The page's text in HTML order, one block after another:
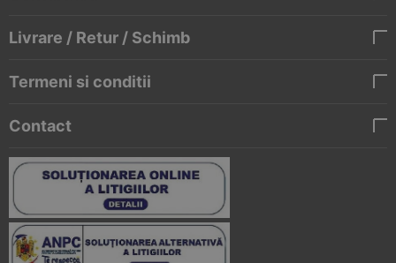
Livrare / Retur / Schimb
Termeni si conditii
Contact